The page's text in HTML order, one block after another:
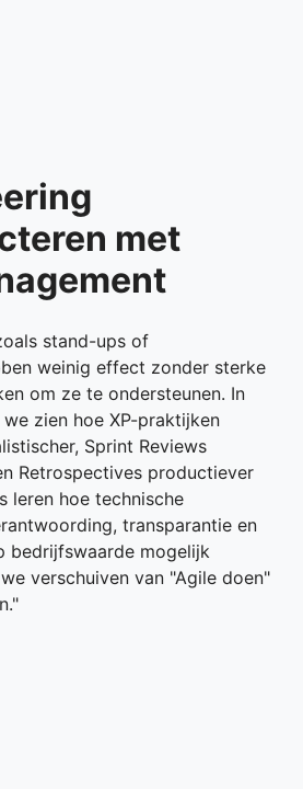
met
stand-ups of
weinig effect zonder sterke
om ze te ondersteunen. In
zien hoe XP-praktijken
Sprint Reviews
Retrospectives productiever
leren hoe technische
transparantie en
bedrijfswaarde mogelijk
verschuiven van "Agile doen"